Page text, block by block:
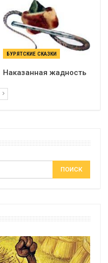
БУРЯТСКИЕ СКАЗКИ
Наказанная жадность